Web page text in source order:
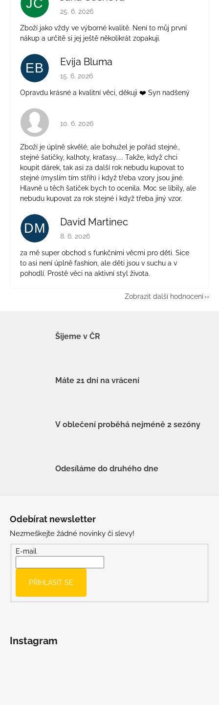
JČ Hodnocení obchodu je 5 z 5 hvězdiček.
25. 6. 2026
Zboží jako vždy ve výborné kvalitě. Není to můj první
nákup a určitě si jej ještě několikrát zopakuji.
EB Evija Bluma
Hodnocení obchodu je 5 z 5 hvězdiček.
15. 6. 2026
Opravdu krásné a kvalitní věci, děkuji ❤️ Syn nadšený
Hodnocení obchodu je 4 z 5 hvězdiček.
10. 6. 2026
Zboží je úplně skvělé, ale bohužel je pořád stejné.,
stejné šatičky, kalhoty, kraťasy..... Takže, když chci
koupit dárek, tak asi za další rok nebudu kupovat to
stejné (myslím tím střih) i když třeba vzory jsou jiné.
Hlavně u těch šatiček bych to ocenila. Moc se líbily, ale
nebudu kupovat za rok stejné i když třeba jiný vzor.
DM David Martinec
Hodnocení obchodu je 5 z 5 hvězdiček.
8. 6. 2026
za mě super obchod s funkčními věcmi pro děti. Sice
to asi není úplně fashion, ale děti jsou v suchu a v
pohodlí. Prostě věci na aktivní styl života.
Zobrazit další hodnocení
Šijeme v ČR
Máte 21 dní na vrácení
V oblečení proběhá nejméně 2 sezóny
Odesíláme do druhého dne
Odebírat newsletter
Nezmeškejte žádné novinky či slevy!
E-mail
PŘIHLÁSIT SE
Instagram